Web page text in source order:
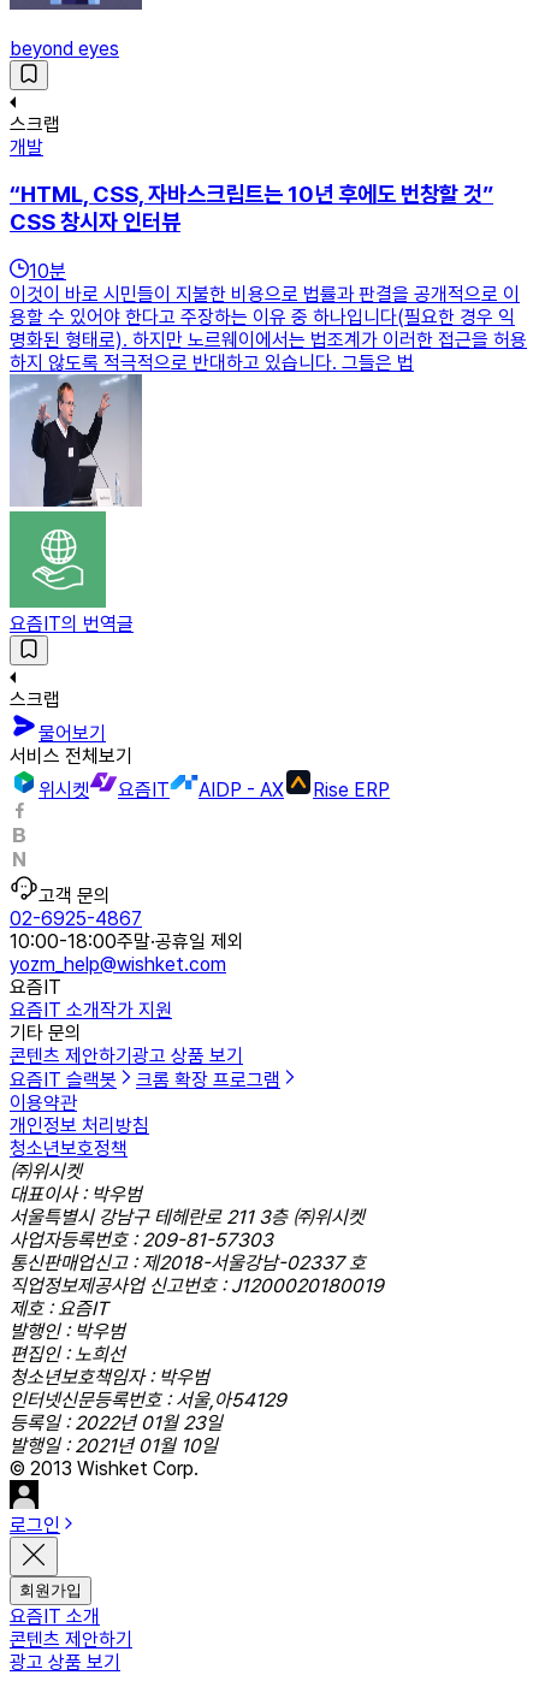
beyond eyes
스크랩
개발
“HTML, CSS, 자바스크립트는 10년 후에도 번창할 것”
CSS 창시자 인터뷰
10분
이것이 바로 시민들이 지불한 비용으로 법률과 판결을 공개적으로 이
용할 수 있어야 한다고 주장하는 이유 중 하나입니다(필요한 경우 익
명화된 형태로). 하지만 노르웨이에서는 법조계가 이러한 접근을 허용
하지 않도록 적극적으로 반대하고 있습니다. 그들은 법
요즘IT의 번역글
스크랩
물어보기
서비스 전체보기
위시켓
요즘IT AIDP - AX Rise ERP
고객 문의
02-6925-4867
10:00-18:00주말·공휴일 제외
yozm_help@wishket.com
요즘IT
요즘IT 소개작가 지원
기타 문의
콘텐츠 제안하기 광고 상품 보기
요즘IT 슬랙봇
크롬 확장 프로그램
이용약관
개인정보 처리방침
청소년보호정책
㈜위시켓
대표이사 : 박우범
서울특별시 강남구 테헤란로 211 3층 ㈜위시켓
사업자등록번호 : 209-81-57303
통신판매업신고 : 제2018-서울강남-02337 호
직업정보제공사업 신고번호 : J1200020180019
제호 : 요즘IT
발행인 : 박우범
편집인 : 노희선
청소년보호책임자 : 박우범
인터넷신문등록번호 : 서울,아54129
등록일 : 2022년 01월 23일
발행일 : 2021년 01월 10일
© 2013 Wishket Corp.
로그인
회원가입
요즘IT 소개
콘텐츠 제안하기
광고 상품 보기